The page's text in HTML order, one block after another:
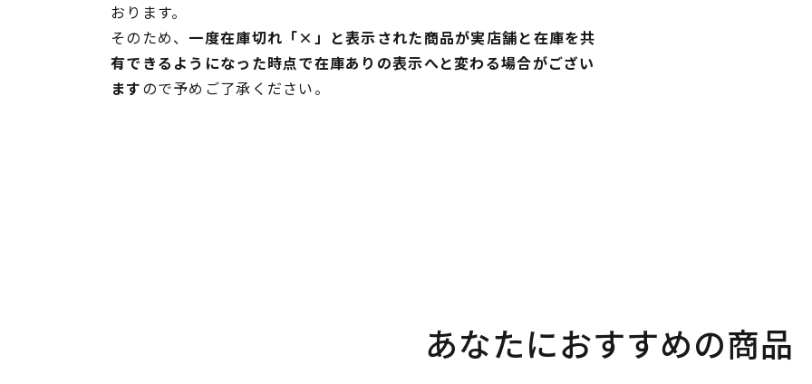
おります。
そのため、 一度在庫切れ「×」と表示された商品が実店舗と在庫を共
有できるようになった時点で在庫ありの表示へと変わる場合がござい
ますので予めご了承ください。
あなたにおすすめの商品